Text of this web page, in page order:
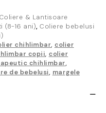
Coliere & Lantisoare
(8-16 ani), Coliere bebelusi
chihlimbar, colier
copii, colier
chihlimbar,
de bebelusi, margele